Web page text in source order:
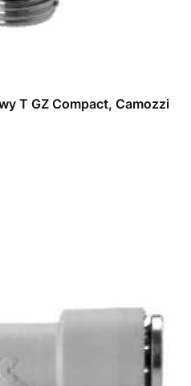
T GZ Compact, Camozzi